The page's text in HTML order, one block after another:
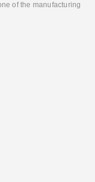
of the manufacturing